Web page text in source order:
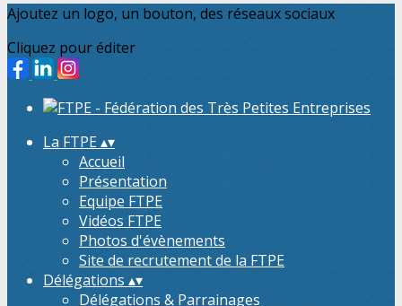
Ajoutez un logo, un bouton, des réseaux sociaux
Cliquez pour éditer
La FTPE▴▾
Accueil
Présentation
Equipe FTPE
Vidéos FTPE
Photos d'évènements
Site de recrutement de la FTPE
Délégations ▴▾
Délégations & Parrainages